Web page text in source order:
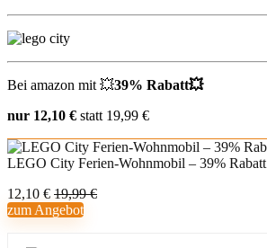
Bei amazon mit 💥39% Rabatt💥
nur 12,10 € statt 19,99 €
LEGO City Ferien-Wohnmobil – 39% Rabatt
12,10 € 19,99 €
zum Angebot